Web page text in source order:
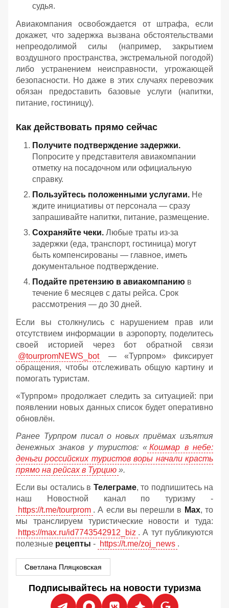
судья.
Авиакомпания освобождается от штрафа, если
докажет, что задержка вызвана обстоятельствами
непреодолимой силы (например, закрытием
воздушного пространства, экстремальной погодой)
либо устранением неисправности, угрожающей
безопасности. Но даже в этих случаях перевозчик
обязан предоставить базовые услуги (напитки,
питание, гостиницу).
Как действовать прямо сейчас
Получите подтверждение задержки.
Попросите у представителя авиакомпании
отметку на посадочном или официальную
справку.
Пользуйтесь положенными услугами. Не
ждите инициативы от персонала — сразу
запрашивайте напитки, питание, размещение.
Сохраняйте чеки. Любые траты из‑за
задержки (еда, транспорт, гостиница) могут
быть компенсированы — главное, иметь
документальное подтверждение.
Подайте претензию в авиакомпанию в
течение 6 месяцев с даты рейса. Срок
рассмотрения — до 30 дней.
Если вы столкнулись с нарушением прав или
отсутствием информации в аэропорту, поделитесь
своей историей через бот обратной связи
@tourpromNEWS_bot
— «Турпром» фиксирует
обращения, чтобы отслеживать общую картину и
помогать туристам.
«Турпром» продолжает следить за ситуацией: при
появлении новых данных список будет оперативно
обновлён.
Ранее Турпром писал о новых приёмах изъятия
денежных знаков у туристов: « Кошмар в небе:
деньги российских туристов воры начали красть
прямо на рейсах в Турцию ».
Если вы остались в Телеграме, то подпишитесь на
наш Новостной канал по туризму -
https://t.me/tourprom . А если вы перешли в Мах, то
мы транслируем туристические новости и туда:
https://max.ru/id7743542912_biz . А тут публикуются
полезные рецепты - https://t.me/zoj_news .
Светлана Пляцковская
Подписывайтесь на новости туризма